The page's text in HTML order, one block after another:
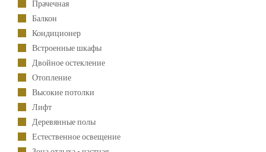
Прачечная
Балкон
Кондиционер
Встроенные шкафы
Двойное остекление
Отопление
Высокие потолки
Лифт
Деревянные полы
Естественное освещение